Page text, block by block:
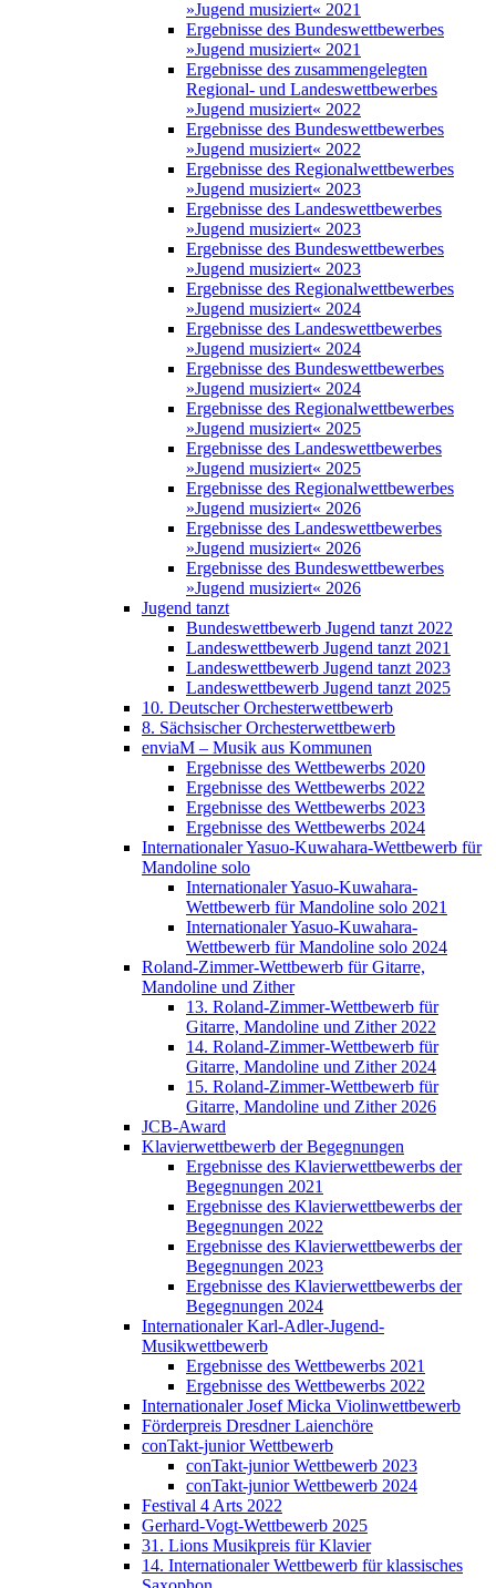
»Jugend musiziert« 2021
Ergebnisse des Bundeswettbewerbes
»Jugend musiziert« 2021
Ergebnisse des zusammengelegten
Regional- und Landeswettbewerbes
»Jugend musiziert« 2022
Ergebnisse des Bundeswettbewerbes
»Jugend musiziert« 2022
Ergebnisse des Regionalwettbewerbes
»Jugend musiziert« 2023
Ergebnisse des Landeswettbewerbes
»Jugend musiziert« 2023
Ergebnisse des Bundeswettbewerbes
»Jugend musiziert« 2023
Ergebnisse des Regionalwettbewerbes
»Jugend musiziert« 2024
Ergebnisse des Landeswettbewerbes
»Jugend musiziert« 2024
Ergebnisse des Bundeswettbewerbes
»Jugend musiziert« 2024
Ergebnisse des Regionalwettbewerbes
»Jugend musiziert« 2025
Ergebnisse des Landeswettbewerbes
»Jugend musiziert« 2025
Ergebnisse des Regionalwettbewerbes
»Jugend musiziert« 2026
Ergebnisse des Landeswettbewerbes
»Jugend musiziert« 2026
Ergebnisse des Bundeswettbewerbes
»Jugend musiziert« 2026
Jugend tanzt
Bundeswettbewerb Jugend tanzt 2022
Landeswettbewerb Jugend tanzt 2021
Landeswettbewerb Jugend tanzt 2023
Landeswettbewerb Jugend tanzt 2025
10. Deutscher Orchesterwettbewerb
8. Sächsischer Orchesterwettbewerb
enviaM – Musik aus Kommunen
Ergebnisse des Wettbewerbs 2020
Ergebnisse des Wettbewerbs 2022
Ergebnisse des Wettbewerbs 2023
Ergebnisse des Wettbewerbs 2024
Internationaler Yasuo-Kuwahara-Wettbewerb für
Mandoline solo
Internationaler Yasuo-Kuwahara-
Wettbewerb für Mandoline solo 2021
Internationaler Yasuo-Kuwahara-
Wettbewerb für Mandoline solo 2024
Roland-Zimmer-Wettbewerb für Gitarre,
Mandoline und Zither
13. Roland-Zimmer-Wettbewerb für
Gitarre, Mandoline und Zither 2022
14. Roland-Zimmer-Wettbewerb für
Gitarre, Mandoline und Zither 2024
15. Roland-Zimmer-Wettbewerb für
Gitarre, Mandoline und Zither 2026
JCB-Award
Klavierwettbewerb der Begegnungen
Ergebnisse des Klavierwettbewerbs der
Begegnungen 2021
Ergebnisse des Klavierwettbewerbs der
Begegnungen 2022
Ergebnisse des Klavierwettbewerbs der
Begegnungen 2023
Ergebnisse des Klavierwettbewerbs der
Begegnungen 2024
Internationaler Karl-Adler-Jugend-
Musikwettbewerb
Ergebnisse des Wettbewerbs 2021
Ergebnisse des Wettbewerbs 2022
Internationaler Josef Micka Violinwettbewerb
Förderpreis Dresdner Laienchöre
conTakt-junior Wettbewerb
conTakt-junior Wettbewerb 2023
conTakt-junior Wettbewerb 2024
Festival 4 Arts 2022
Gerhard-Vogt-Wettbewerb 2025
31. Lions Musikpreis für Klavier
14. Internationaler Wettbewerb für klassisches